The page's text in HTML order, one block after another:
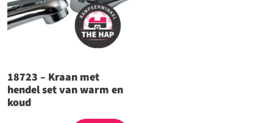
18723 – Kraan met
hendel set van warm en
koud